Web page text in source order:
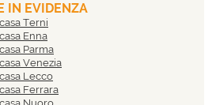
IN EVIDENZA
Terni
Enna
Parma
Venezia
Lecco
Ferrara